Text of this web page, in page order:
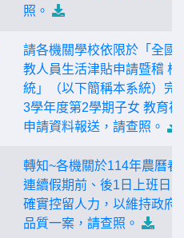
照。
請各機關學校依限於「全國
教人員生活津貼申請暨稽 核
統」（以下簡稱本系統）完
3學年度第2學期子女 教育補
申請資料報送，請查照。
轉知~各機關於114年農曆春
連續假期前、後1日上班日
確實控留人力，以維持政府
品質一案，請查照。